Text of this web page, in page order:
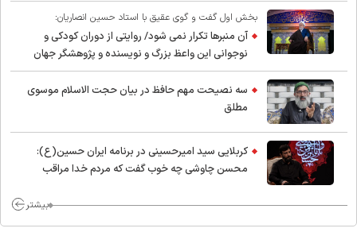
بخش اول گفت و گوی عقیق با استاد حسین انصاریان:
آن منبرها تکرار نمی شود/ روایتی از دوران کودکی و
نوجوانی این واعظ بزرگ و نویسنده و پژوهشگر جهان
اسلام
سه نصیحت مهم حافظ در بیان حجت الاسلام موسوی
مطلق
کربلایی سید امیر‌حسینی در برنامه ایران حسین(ع):
محسن چاوشی چه خوب گفت که مردم خدا مراقب
بیشتر